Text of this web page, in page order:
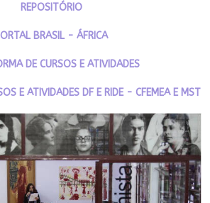
REPOSITÓRIO
BRASIL - ÁFRICA
DE CURSOS E ATIVIDADES
E ATIVIDADES DF E RIDE - CFEMEA E MST